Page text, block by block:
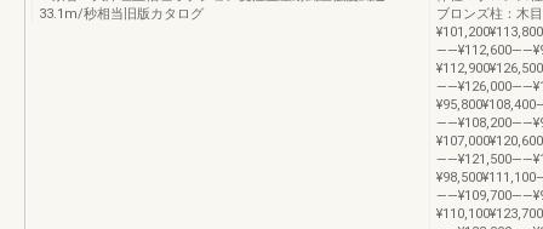
33.1m/秒相当旧版カタログ
ブロンズ柱：木